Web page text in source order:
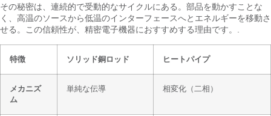
その秘密は、連続的で受動的なサイクルにある。部品を動かすことな
く、高温のソースから低温のインターフェースへとエネルギーを移動さ
せる。この信頼性が、精密電子機器におすすめする理由です。.
特徴 ソリッド銅ロッド ヒートパイプ
メカニズ
ム
単純な伝導 相変化（二相）